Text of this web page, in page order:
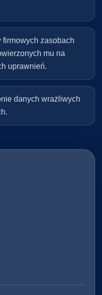
firmowych zasobach
mu na
uprawnień.
danych wrażliwych